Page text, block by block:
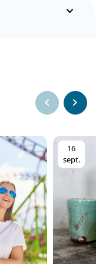
keyboard_arrow_down
chevron_left chevron_right
16
sept.